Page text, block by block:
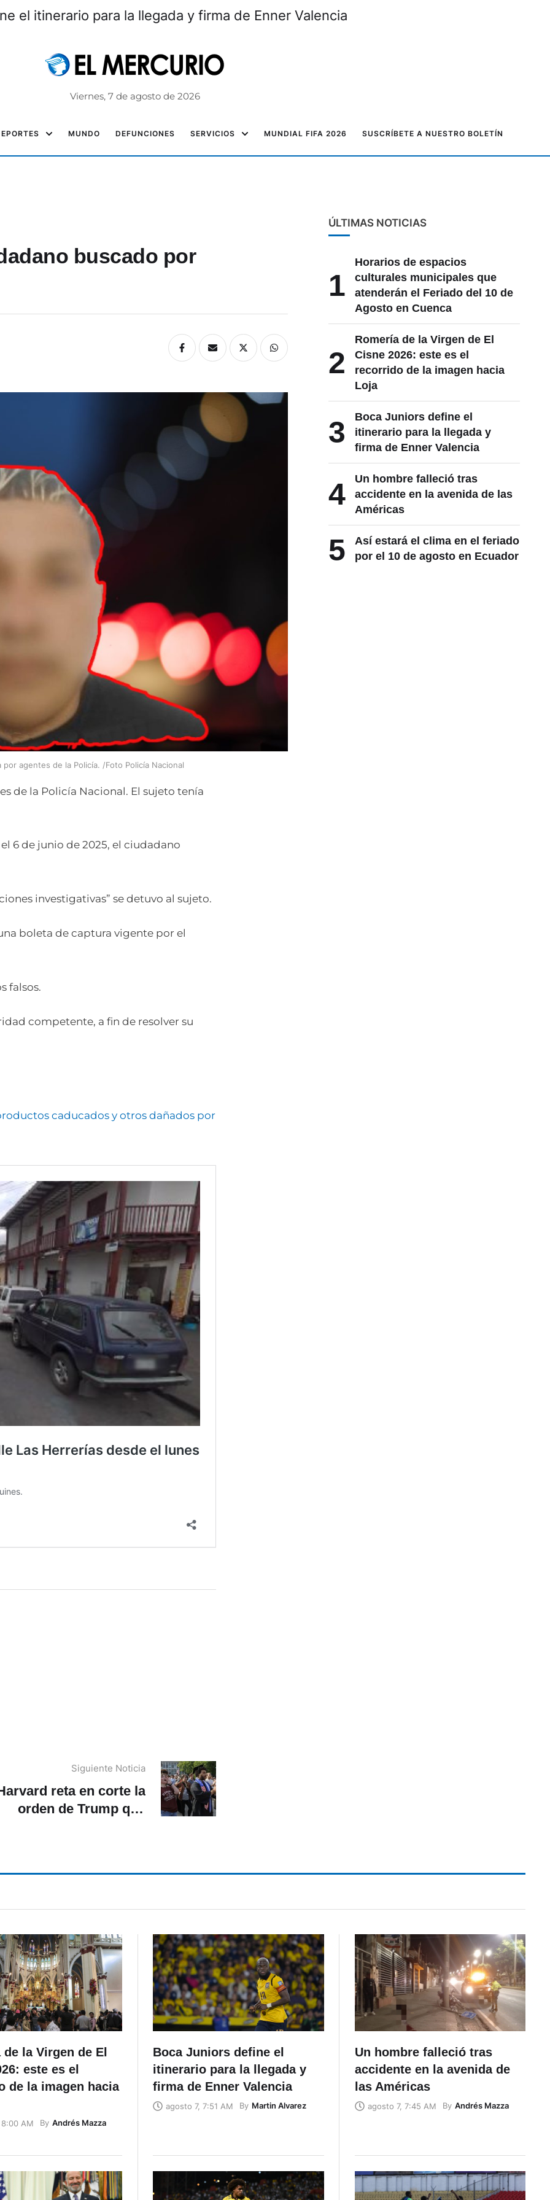
el itinerario para la llegada y firma de Enner Valencia
Viernes, 7 de agosto de 2026
MUNDO DEFUNCIONES SERVICIOS MUNDIAL FIFA 2026 SUSCRÍBETE A NUESTRO BOLETÍN
buscado por
agentes de la Policía. /Foto Policía Nacional
de la Policía Nacional. El sujeto tenía
6 de junio de 2025, el ciudadano
investigativas” se detuvo al sujeto.
boleta de captura vigente por el
falsos.
competente, a fin de resolver su
caducados y otros dañados por
Siguiente Noticia
reta en corte la
orden de Trump que
ÚLTIMAS NOTICIAS
1
Horarios de espacios
culturales municipales que
atenderán el Feriado del 10 de
Agosto en Cuenca
2
Romería de la Virgen de El
Cisne 2026: este es el
recorrido de la imagen hacia
Loja
3
Boca Juniors define el
itinerario para la llegada y
firma de Enner Valencia
4
Un hombre falleció tras
accidente en la avenida de las
Américas
5
Así estará el clima en el feriado
por el 10 de agosto en Ecuador
la Virgen de El
este es el
de la imagen hacia
AM By Andrés Mazza
Boca Juniors define el
itinerario para la llegada y
firma de Enner Valencia
agosto 7, 7:51 AM By Martin Alvarez
Un hombre falleció tras
accidente en la avenida de
las Américas
agosto 7, 7:45 AM By Andrés Mazza